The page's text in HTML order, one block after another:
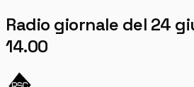
Radio giornale del 24
14.00